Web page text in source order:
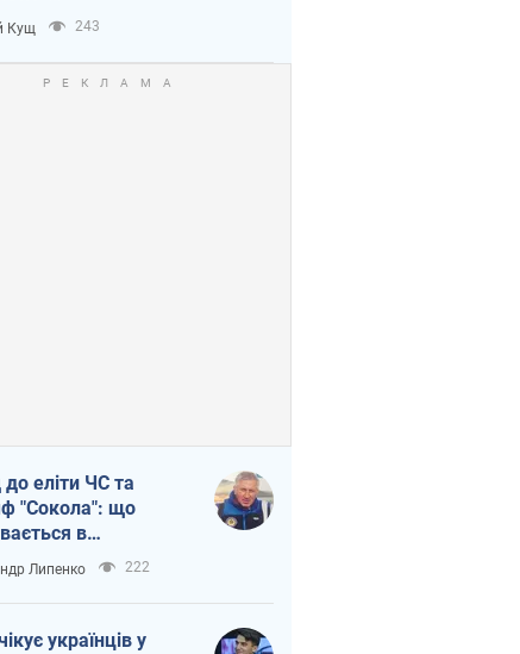
Кущ 243
до еліти ЧС та
"Сокола": що
в
хокеї
Липенко 222
українців у